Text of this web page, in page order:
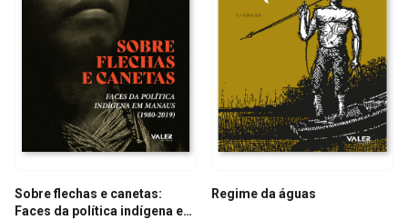
Sobre flechas e canetas:
Faces da política indígena em
Regime da águas